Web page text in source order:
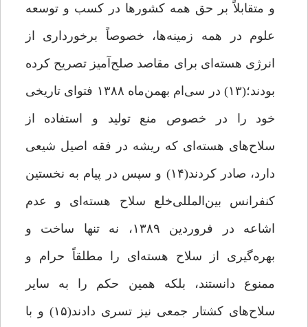
و متقابلاً بر حق همه کشورها در کسب و توسعه
علوم در همه زمینه‌ها، خصوصاً برخورداری از
انرژی هسته‌ای برای مقاصد صلح‌آمیز تصریح کرده
بودند؛(۱۳) در سی‌ام بهمن‌ماه ۱۳۸۸ فتوای تاریخی
خود را در خصوص منع تولید و استفاده از
سلاح‌های هسته‌ای که ریشه در فقه اصیل ‌شیعی
دارد، صادر کردند(۱۴) و سپس در پیام به نخستین
کنفرانس بین‌المللی‌خلع‌ سلاح ‌هسته‌ای و عدم
‌اشاعه در فروردین ۱۳۸۹، نه تنها ساخت و
بهره‌گیری از سلاح ‌هسته‌ای را مطلقاً حرام و
ممنوع دانستند، بلکه همین حکم را به سایر
سلاح‌های کشتار جمعی نیز تسری دادند(۱۵) و با